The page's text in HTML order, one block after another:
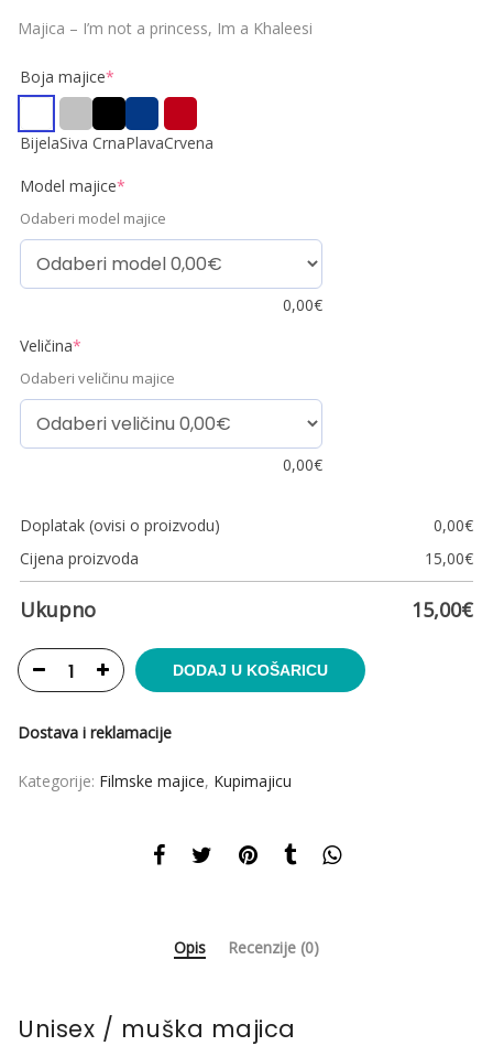
Majica – I’m not a princess, Im a Khaleesi
Boja majice*
BijelaSiva CrnaPlavaCrvena
Model majice*
Odaberi model majice
0,00€
Veličina*
Odaberi veličinu majice
0,00€
Doplatak (ovisi o proizvodu) 0,00€
Cijena proizvoda
15,00€
Ukupno 15,00€
DODAJ U KOŠARICU
Dostava i reklamacije
Kategorije: Filmske majice, Kupimajicu
Opis Recenzije (0)
Unisex / muška majica